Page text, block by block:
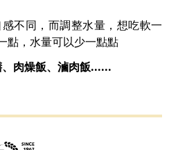
不同，而調整水量，想吃軟一
點，水量可以少一點點
肉燥飯、滷肉飯......